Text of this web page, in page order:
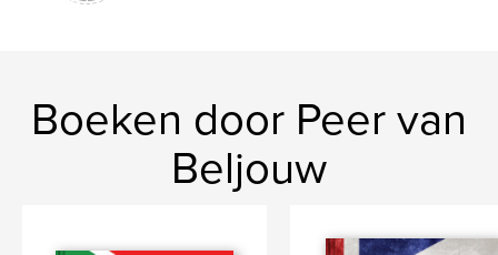
Boeken door Peer van
Beljouw